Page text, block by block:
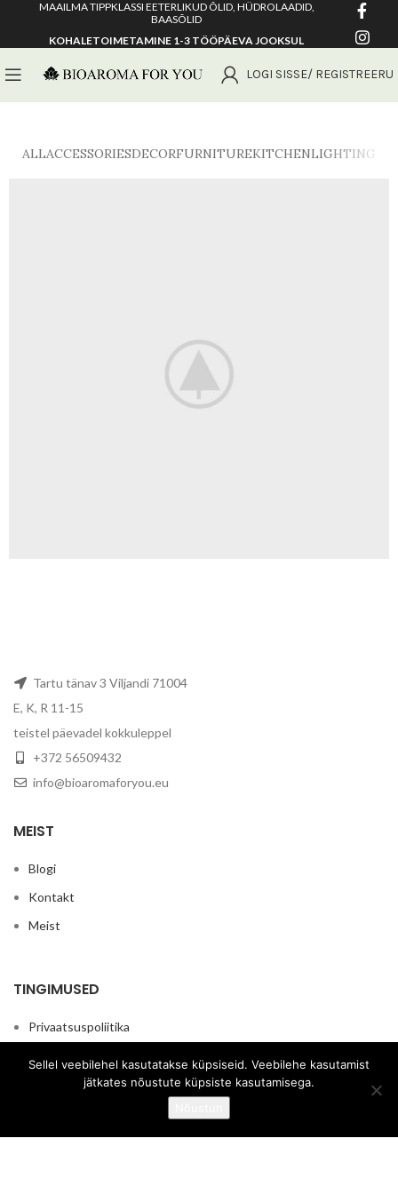
MAAILMA TIPPKLASSI EETERLIKUD ÕLID, HÜDROLAADID,
BAASÕLID
KOHALETOIMETAMINE 1-3 TÖÖPÄEVA JOOKSUL
LOGI SISSE/ REGISTREERU
ALLACCESSORIESDECORFURNITUREKITCHENLIGHTING
Tartu tänav 3 Viljandi 71004
E, K, R 11-15
teistel päevadel kokkuleppel
+372 56509432
info@bioaromaforyou.eu
MEIST
Blogi
Kontakt
Meist
TINGIMUSED
Privaatsuspoliitika
BioAromaForYou. Kõik õigused kaitstud.
Sellel veebilehel kasutatakse küpsiseid. Veebilehe kasutamist
jätkates nõustute küpsiste kasutamisega.